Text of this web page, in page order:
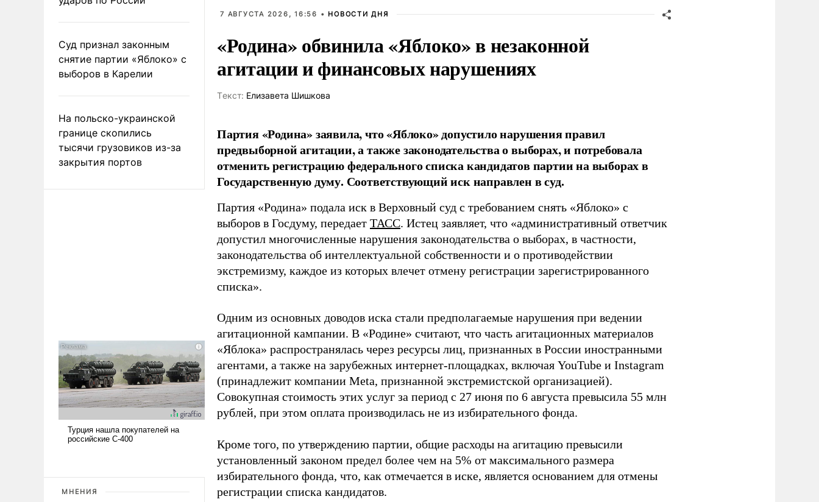
Суд признал законным
снятие партии «Яблоко» с
выборов в Карелии
На польско-украинской
границе скопились
тысячи грузовиков из-за
закрытия портов
МНЕНИЯ
7 АВГУСТА 2026, 16:56 • НОВОСТИ ДНЯ
«Родина» обвинила «Яблоко» в незаконной
агитации и финансовых нарушениях
Tекст: Елизавета Шишкова
Партия «Родина» заявила, что «Яблоко» допустило нарушения правил
предвыборной агитации, а также законодательства о выборах, и потребовала
отменить регистрацию федерального списка кандидатов партии на выборах в
Государственную думу. Соответствующий иск направлен в суд.
Партия «Родина» подала иск в Верховный суд с требованием снять «Яблоко» с
выборов в Госдуму, передает ТАСС. Истец заявляет, что «административный ответчик
допустил многочисленные нарушения законодательства о выборах, в частности,
законодательства об интеллектуальной собственности и о противодействии
экстремизму, каждое из которых влечет отмену регистрации зарегистрированного
списка».
Одним из основных доводов иска стали предполагаемые нарушения при ведении
агитационной кампании. В «Родине» считают, что часть агитационных материалов
«Яблока» распространялась через ресурсы лиц, признанных в России иностранными
агентами, а также на зарубежных интернет-площадках, включая YouTube и Instagram
(принадлежит компании Meta, признанной экстремистской организацией).
Совокупная стоимость этих услуг за период с 27 июня по 6 августа превысила 55 млн
рублей, при этом оплата производилась не из избирательного фонда.
Кроме того, по утверждению партии, общие расходы на агитацию превысили
установленный законом предел более чем на 5% от максимального размера
избирательного фонда, что, как отмечается в иске, является основанием для отмены
регистрации списка кандидатов.